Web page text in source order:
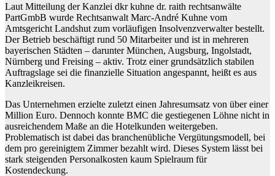
Laut Mitteilung der Kanzlei dkr kuhne dr. raith rechtsanwälte
PartGmbB wurde Rechtsanwalt Marc-André Kuhne vom
Amtsgericht Landshut zum vorläufigen Insolvenzverwalter bestellt.
Der Betrieb beschäftigt rund 50 Mitarbeiter und ist in mehreren
bayerischen Städten – darunter München, Augsburg, Ingolstadt,
Nürnberg und Freising – aktiv. Trotz einer grundsätzlich stabilen
Auftragslage sei die finanzielle Situation angespannt, heißt es aus
Kanzleikreisen.
Das Unternehmen erzielte zuletzt einen Jahresumsatz von über einer
Million Euro. Dennoch konnte BMC die gestiegenen Löhne nicht in
ausreichendem Maße an die Hotelkunden weitergeben.
Problematisch ist dabei das branchenübliche Vergütungsmodell, bei
dem pro gereinigtem Zimmer bezahlt wird. Dieses System lässt bei
stark steigenden Personalkosten kaum Spielraum für
Kostendeckung.